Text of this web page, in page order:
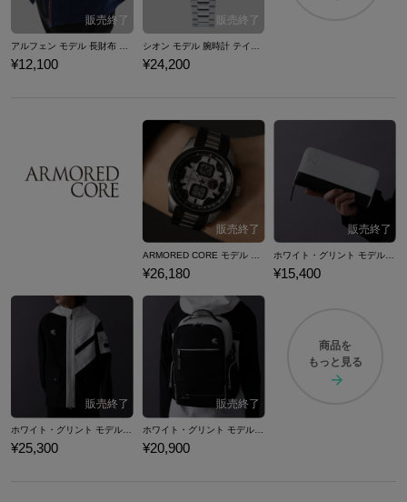
¥12,100 ¥24,200
¥26,180 ¥15,400
ホワイト・グリント モデル ブルゾン ARMORED CORE for Answer アーマード・コア フォーアンサー
¥25,300
ホワイト・グリント モデル バックパック ARMORED CORE for Answer アーマード・コア フォーアンサー
¥20,900
商品を
もっと見る